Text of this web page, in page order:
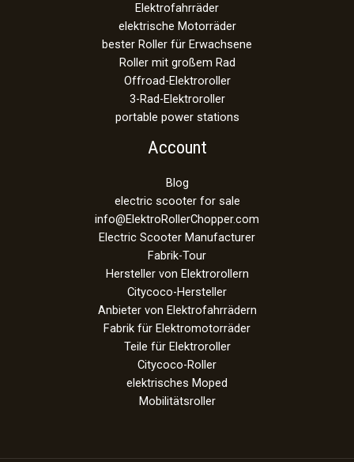
Elektrofahrräder
elektrische Motorräder
bester Roller für Erwachsene
Roller mit großem Rad
Offroad-Elektroroller
3-Rad-Elektroroller
portable power stations
Account
Blog
electric scooter for sale
info@ElektroRollerChopper.com
Electric Scooter Manufacturer
Fabrik-Tour
Hersteller von Elektrorollern
Citycoco-Hersteller
Anbieter von Elektrofahrrädern
Fabrik für Elektromotorräder
Teile für Elektroroller
Citycoco-Roller
elektrisches Moped
Mobilitätsroller